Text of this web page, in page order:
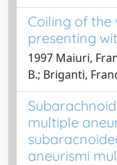
Coiling of
presenting
1997 Maiuri,
B.; Briganti,
multiple
aneurismi